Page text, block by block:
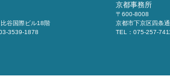
谷国際ビル18階
3539-1878
京都事務所
〒600-8008
京都市下京区四条
TEL：075-257-